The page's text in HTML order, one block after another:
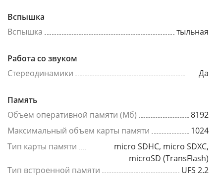
Вспышка
Вспышка
тыльная
Работа со звуком
Стереодинамики
Да
Память
Объем оперативной памяти (Мб)
8192
Максимальный объем карты памяти
1024
Тип карты памяти
micro SDHC, micro SDXC,
microSD (TransFlash)
Тип встроенной памяти
UFS 2.2